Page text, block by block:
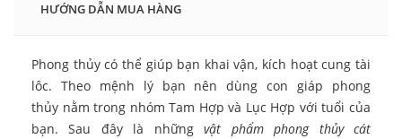
HƯỚNG DẪN MUA HÀNG
Phong thủy có thể giúp bạn khai vận, kích hoạt cung tài
lôc. Theo mệnh lý bạn nên dùng con giáp phong
thủy nằm trong nhóm Tam Hợp và Lục Hợp với tuổi của
bạn. Sau đây là nhữngvật phẩm phong thủy cát